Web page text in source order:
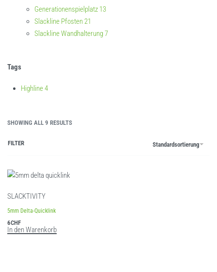
Generationenspielplatz 13
Slackline Pfosten21
Slackline Wandhalterung7
Tags
Highline4
SHOWING ALL 9 RESULTS
Standardsortierung
FILTER
SLACKTIVITY
5mm Delta-Quicklink
6CHF
In den Warenkorb